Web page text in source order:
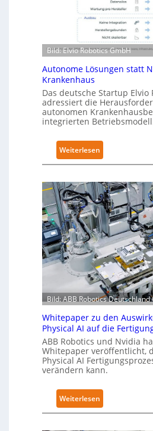
-
Z
e
r
t
f
i
z
e
u
g
n
a
c
h
I
E
C
6
2
4
4
3
-
4
2
o
t
c
e
r
w
e
i
r
g
l
o
b
a
l
e
s
T
r
i
n
i
n
g
s
e
Bild: Elvio Robotics GmbH
Autonome Lösungen statt
Krankenhaus
Das deutsche Startup Elvio
adressiert die
autonomen
integrierten
Weiterlesen
A
t
o
n
o
m
e
L
ö
s
u
g
n
s
t
a
t
Bild: ABB Robotics Deutschland
Whitepaper zu den
Physical AI auf die
ABB Robotics und Nvidia
Whitepaper veröffentlicht,
Physical AI
verändern kann.
Weiterlesen
W